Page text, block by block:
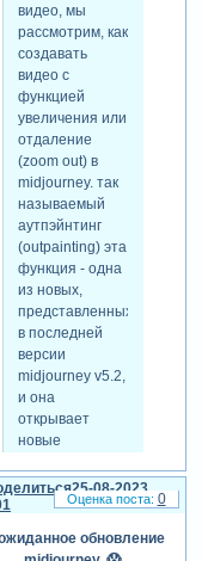
видео, мы
рассмотрим, как
создавать
видео с
функцией
увеличения или
отдаление
(zoom out) в
midjourney. так
называемый
аутпэйнтинг
(outpainting) эта
функция - одна
из новых,
представленных
в последней
версии
midjourney v5.2,
и она
открывает
новые
творчества.
в этом видео
в детали
25-08-2023
обновление
0